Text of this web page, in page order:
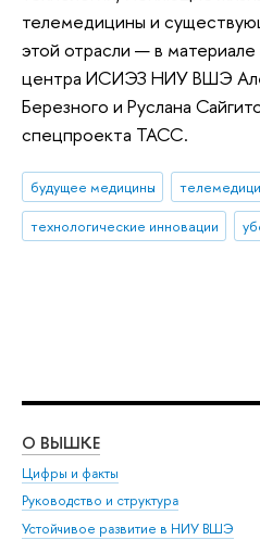
телемедицины и
этой отрасли — в
центра ИСИЭЗ НИУ ВШЭ
Березного и Руслана
спецпроекта ТАСС.
будущее медицины
технологические инновации
О ВЫШКЕ
Цифры и факты
Руководство и структура
Устойчивое развитие в НИУ ВШЭ